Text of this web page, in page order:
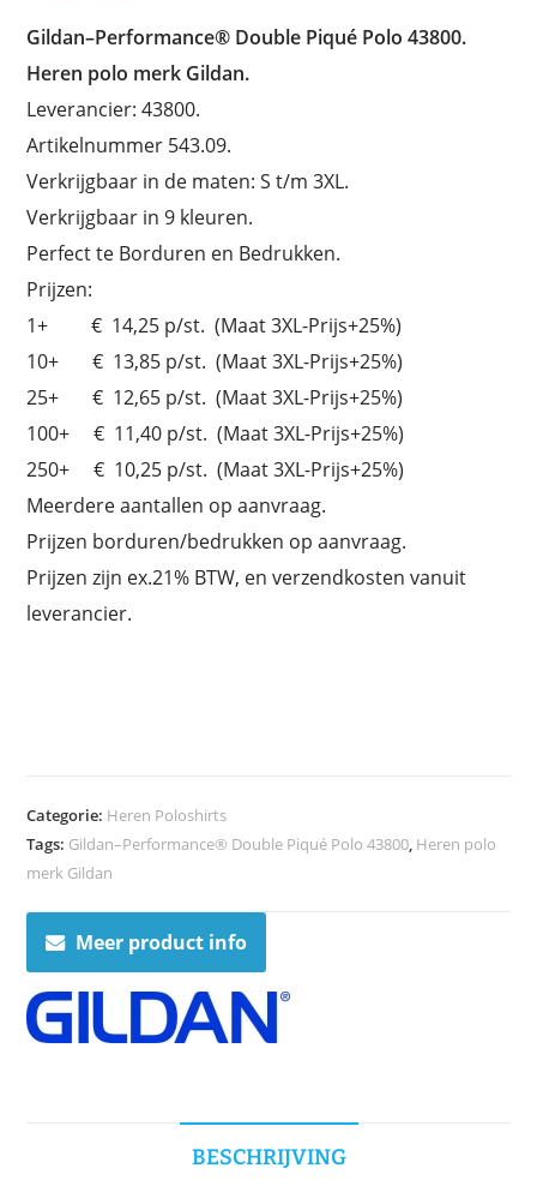
Gildan–Performance® Double Piqué Polo 43800.
Heren polo merk Gildan.
Leverancier: 43800.
Artikelnummer 543.09.
Verkrijgbaar in de maten: S t/m 3XL.
Verkrijgbaar in 9 kleuren.
Perfect te Borduren en Bedrukken.
Prijzen:
1+ € 14,25 p/st. (Maat 3XL-Prijs+25%)
10+ € 13,85 p/st. (Maat 3XL-Prijs+25%)
25+ € 12,65 p/st. (Maat 3XL-Prijs+25%)
100+ € 11,40 p/st. (Maat 3XL-Prijs+25%)
250+ € 10,25 p/st. (Maat 3XL-Prijs+25%)
Meerdere aantallen op aanvraag.
Prijzen borduren/bedrukken op aanvraag.
Prijzen zijn ex.21% BTW, en verzendkosten vanuit
leverancier.
Categorie: Heren Poloshirts
Tags: Gildan–Performance® Double Piqué Polo 43800, Heren polo
merk Gildan
Meer product info
BESCHRIJVING